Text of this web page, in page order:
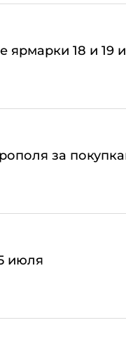
ярмарки 18 и 19
за
июля